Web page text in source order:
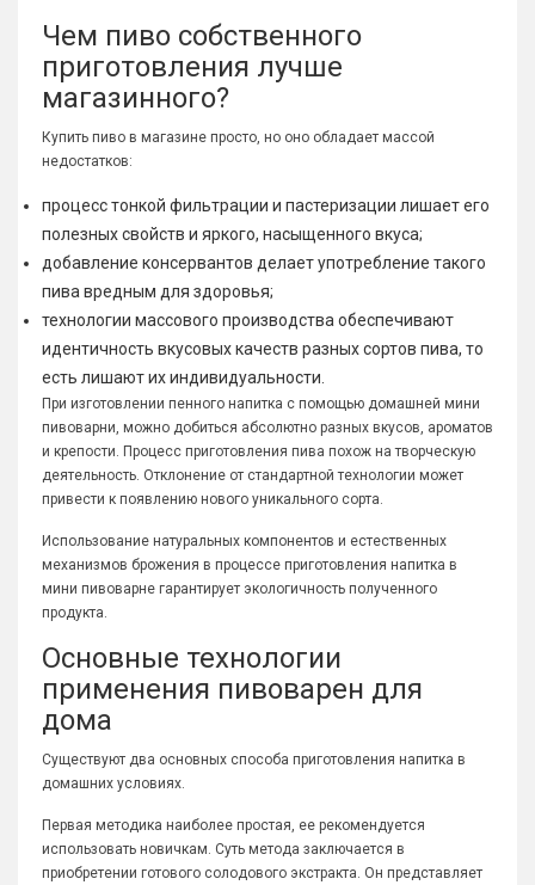
Чем пиво собственного
приготовления лучше
магазинного?
Купить пиво в магазине просто, но оно обладает массой
недостатков:
процесс тонкой фильтрации и пастеризации лишает его
полезных свойств и яркого, насыщенного вкуса;
добавление консервантов делает употребление такого
пива вредным для здоровья;
технологии массового производства обеспечивают
идентичность вкусовых качеств разных сортов пива, то
есть лишают их индивидуальности.
При изготовлении пенного напитка с помощью домашней мини
пивоварни, можно добиться абсолютно разных вкусов, ароматов
и крепости. Процесс приготовления пива похож на творческую
деятельность. Отклонение от стандартной технологии может
привести к появлению нового уникального сорта.
Использование натуральных компонентов и естественных
механизмов брожения в процессе приготовления напитка в
мини пивоварне гарантирует экологичность полученного
продукта.
Основные технологии
применения пивоварен для
дома
Существуют два основных способа приготовления напитка в
домашних условиях.
Первая методика наиболее простая, ее рекомендуется
использовать новичкам. Суть метода заключается в
приобретении готового солодового экстракта. Он представляет